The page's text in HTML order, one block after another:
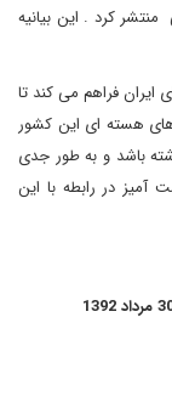
کرد . این بیانیه
ایران فراهم می کند تا
های هسته ای این کشور
باشد و به طور جدی
آمیز در رابطه با این